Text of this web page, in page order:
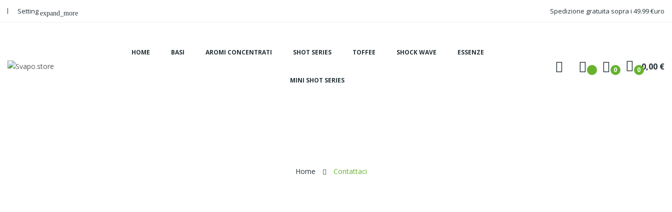
Setting expand_more Spedizione gratuita sopra i 49.99 €uro
HOME BASI AROMI CONCENTRATI SHOT SERIES TOFFEE SHOCK WAVE ESSENZE
MINI SHOT SERIES
00,00 €
0
Home Contattaci